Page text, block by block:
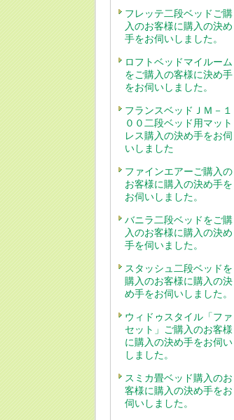
フレッテ二段ベッドご購
入のお客様に購入の決め
手をお伺いしました。
ロフトベッドマイルーム
をご購入の客様に決め手
をお伺いしました。
フランスベッドＪＭ－１
００二段ベッド用マット
レス購入の決め手をお伺
いしました
ファインエアーご購入の
お客様に購入の決め手を
お伺いしました。
バニラ二段ベッドをご購
入のお客様に購入の決め
手を伺いました。
スタッシュ二段ベッドを
購入のお客様に購入の決
め手をお伺いしました。
ウィドゥスタイル「ファ
セット」ご購入のお客様
に購入の決め手をお伺い
しました。
スミカ畳ベッド購入のお
客様に購入の決め手をお
伺いしました。